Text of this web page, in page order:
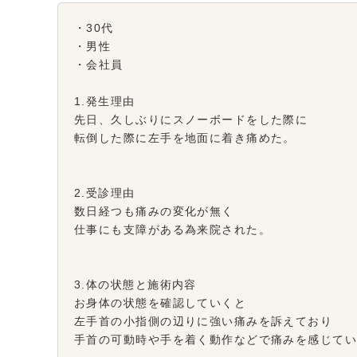
・30代
・男性
・会社員
1.発生理由
先日、久しぶりにスノーボードをした際に
転倒した際に左手を地面に着き痛めた。
2.受診理由
数日経つも痛みの変化が無く
仕事にも支障がある為来院された。
3.体の状態と施術内容
お身体の状態を確認していくと
左手首の小指側の辺りに強い痛みを訴えており
手首の可動時や手を着く動作などで痛みを感じてい